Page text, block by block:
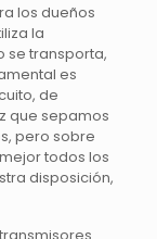
los dueños
la
se transporta,
es
de
que sepamos
pero sobre
mejor todos los
disposición,